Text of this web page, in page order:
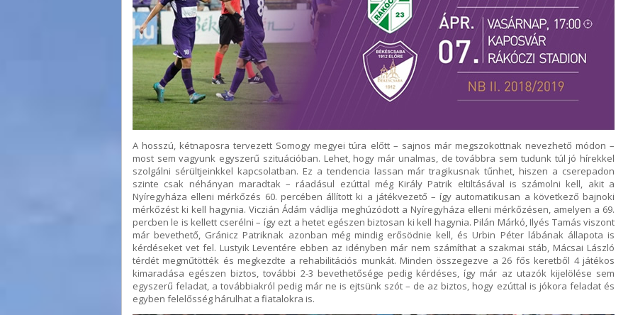
A hosszú, kétnaposra tervezett Somogy megyei túra előtt – sajnos már megszokottnak nevezhető módon –
most sem vagyunk egyszerű szituációban. Lehet, hogy már unalmas, de továbbra sem tudunk túl jó hírekkel
szolgálni sérültjeinkkel kapcsolatban. Ez a tendencia lassan már tragikusnak tűnhet, hiszen a cserepadon
szinte csak néhányan maradtak – ráadásul ezúttal még Király Patrik eltiltásával is számolni kell, akit a
Nyíregyháza elleni mérkőzés 60. percében állított ki a játékvezető – így automatikusan a következő bajnoki
mérkőzést ki kell hagynia. Viczián Ádám vádlija meghúzódott a Nyíregyháza elleni mérkőzésen, amelyen a 69.
percben le is kellett cserélni – így ezt a hetet egészen biztosan ki kell hagynia. Pilán Márkó, Ilyés Tamás viszont
már bevethető, Gránicz Patriknak azonban még mindig erősödnie kell, és Urbin Péter lábának állapota is
kérdéseket vet fel. Lustyik Leventére ebben az idényben már nem számíthat a szakmai stáb, Mácsai László
térdét megműtötték és megkezdte a rehabilitációs munkát. Minden összegezve a 26 fős keretből 4 játékos
kimaradása egészen biztos, további 2-3 bevethetősége pedig kérdéses, így már az utazók kijelölése sem
egyszerű feladat, a továbbiakról pedig már ne is ejtsünk szót – de az biztos, hogy ezúttal is jókora feladat és
egyben felelősség hárulhat a fiatalokra is.